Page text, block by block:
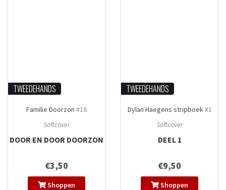
TWEEDEHANDS
Familie Doorzon #16
Softcover
DOOR EN DOOR DOORZON
€3,50
Shoppen
TWEEDEHANDS
Dylan Haegens stripboek#1
Softcover
DEEL 1
€9,50
Shoppen